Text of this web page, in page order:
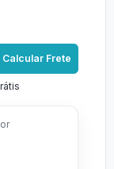
Calcular Frete